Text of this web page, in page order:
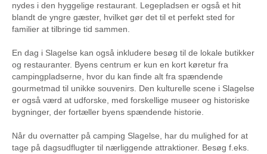
nydes i den hyggelige restaurant. Legepladsen er også et hit
blandt de yngre gæster, hvilket gør det til et perfekt sted for
familier at tilbringe tid sammen.
En dag i Slagelse kan også inkludere besøg til de lokale butikker
og restauranter. Byens centrum er kun en kort køretur fra
campingpladserne, hvor du kan finde alt fra spændende
gourmetmad til unikke souvenirs. Den kulturelle scene i Slagelse
er også værd at udforske, med forskellige museer og historiske
bygninger, der fortæller byens spændende historie.
Når du overnatter på camping Slagelse, har du mulighed for at
tage på dagsudflugter til nærliggende attraktioner. Besøg f.eks.